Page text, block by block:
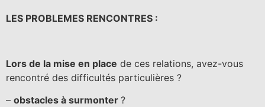
LES PROBLEMES RENCONTRES :
Lors de la mise en place de ces relations, avez-vous
rencontré des difficultés particulières ?
– obstacles à surmonter ?